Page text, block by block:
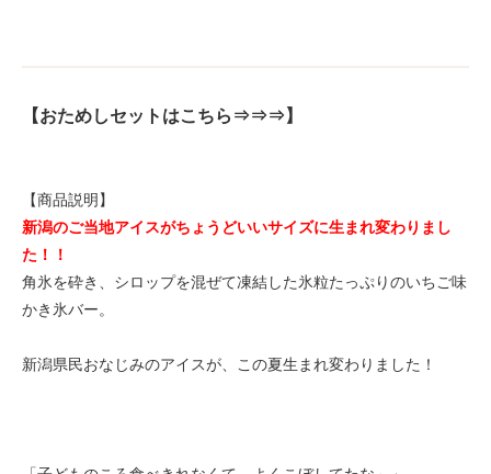
【おためしセットはこちら⇒⇒⇒】
【商品説明】
新潟のご当地アイスがちょうどいいサイズに生まれ変わりまし
た！！
角氷を砕き、シロップを混ぜて凍結した氷粒たっぷりのいちご味
かき氷バー。
新潟県民おなじみのアイスが、この夏生まれ変わりました！